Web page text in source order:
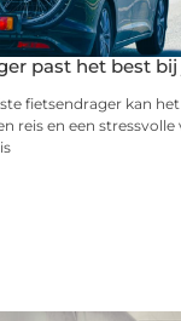
past het best
fietsendrager kan
reis en een stressvolle